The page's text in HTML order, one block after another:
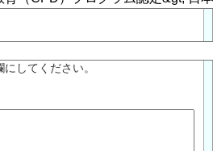
してください。